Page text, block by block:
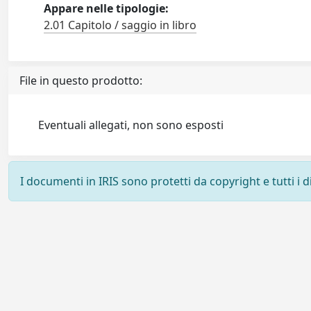
Appare nelle tipologie:
2.01 Capitolo / saggio in libro
File in questo prodotto:
Eventuali allegati, non sono esposti
I documenti in IRIS sono protetti da copyright e tutti i